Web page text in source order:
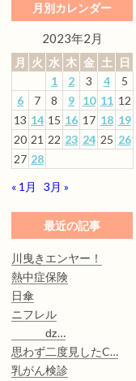
月別カレンダー
2023年2月
月 火 水 木 金 土
日
1
2 3 4
5
6
7 8 9 10 11 12
13 14 15 16 17 18 19
20 21 22 23 24 25 26
27 28
« 1月
3月 »
最近の記事
川曳きエンヤー！
熱中症保険
日傘
ニフレル
ǳ…
思わず二度見したC…
乳がん検診